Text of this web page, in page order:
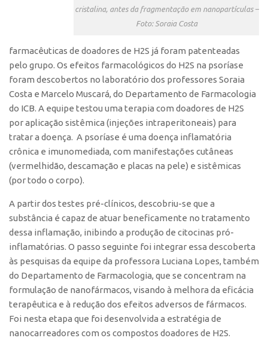
Inovação em Números
Formas de Proteção
Patentes
Marcas
Softwares
Cultivares
Desenho Industrial
Buscar Anterioridade
Portal do Inventor
VPI – Vocação para Inovação
Patrimônio Genético
Leis e Normas
Transferência de Tecnologia
Editais de TT
PD&I
cristalina, antes da fragmentação em nanopartículas –
Foto: Soraia Costa
farmacêuticas de doadores de H2S já foram patenteadas
pelo grupo. Os efeitos farmacológicos do H2S na psoríase
foram descobertos no laboratório dos professores Soraia
Costa e Marcelo Muscará, do Departamento de Farmacologia
do ICB. A equipe testou uma terapia com doadores de H2S
por aplicação sistêmica (injeções intraperitoneais) para
tratar a doença. A psoríase é uma doença inflamatória
crônica e imunomediada, com manifestações cutâneas
(vermelhidão, descamação e placas na pele) e sistêmicas
(por todo o corpo).
A partir dos testes pré-clínicos, descobriu-se que a
substância é capaz de atuar beneficamente no tratamento
dessa inflamação, inibindo a produção de citocinas pró-
inflamatórias. O passo seguinte foi integrar essa descoberta
às pesquisas da equipe da professora Luciana Lopes, também
do Departamento de Farmacologia, que se concentram na
formulação de nanofármacos, visando à melhora da eficácia
terapêutica e à redução dos efeitos adversos de fármacos.
Foi nesta etapa que foi desenvolvida a estratégia de
nanocarreadores com os compostos doadores de H2S.